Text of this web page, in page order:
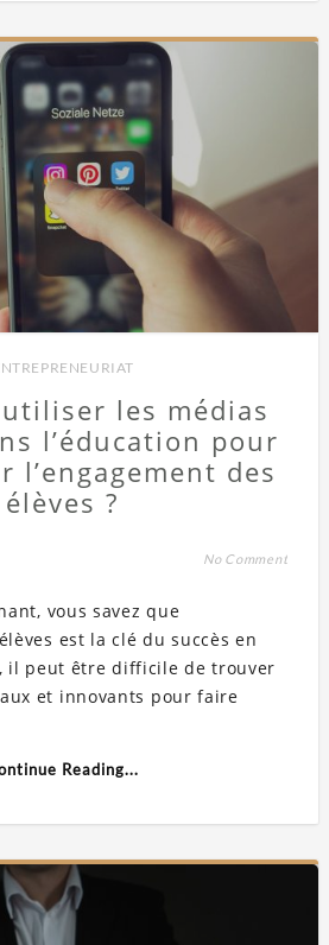
les médias
l’éducation pour
l’engagement des
élèves ?
No Comment
vous savez que
est la clé du succès en
il peut être difficile de trouver
et innovants pour faire
Reading...